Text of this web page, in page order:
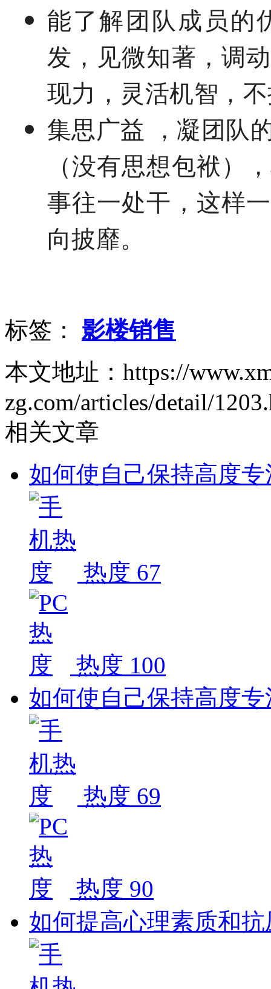
能了解团队成员的
发，见微知著，调
现力，灵活机智，
集思广益 ，凝团队
（没有思想包袱）
事往一处干，这样
向披靡。
标签： 影楼销售
本文地址：https://
zg.com/articles/detail/
相关文章
如何使自己保持高度
热度 67
热度 100
如何使自己保持高度
热度 69
热度 90
如何提高心理素质和